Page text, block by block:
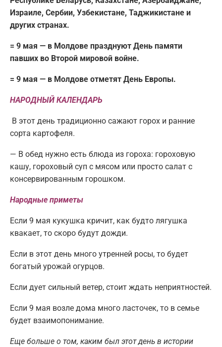
Израиле, Сербии, Узбекистане, Таджикистане и
других странах.
= 9 мая — в Молдове празднуют День памяти
павших во Второй мировой войне.
= 9 мая — в Молдове отметят День Европы.
НАРОДНЫЙ КАЛЕНДАРЬ
В этот день традиционно сажают горох и ранние
сорта картофеля.
— В обед нужно есть блюда из гороха: гороховую
кашу, гороховый суп с мясом или просто салат с
консервированным горошком.
Народные приметы
Если 9 мая кукушка кричит, как будто лягушка
квакает, то скоро будут дожди.
Если в этот день много утренней росы, то будет
богатый урожай огурцов.
Если дует сильный ветер, стоит ждать неприятностей.
Если 9 мая возле дома много ласточек, то в семье
будет взаимопонимание.
Еще больше о том, каким был этот день в истории